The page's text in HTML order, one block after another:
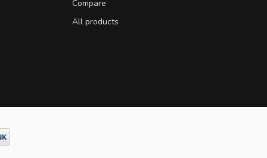
Compare
All products